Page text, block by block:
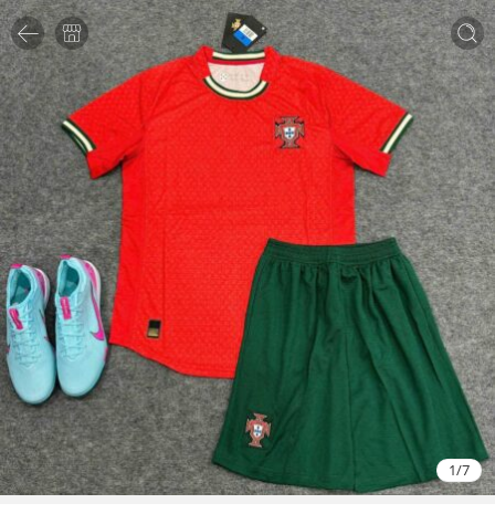
1/7